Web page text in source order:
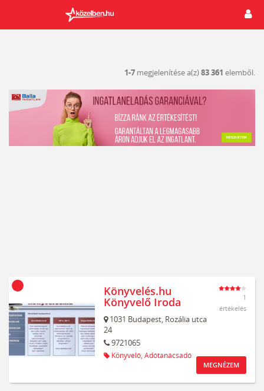
1-7 megjelenítése a(z)83 361 elemből.
Könyvelés.hu
Könyvelő Iroda
1031 Budapest, Rozália utca
24
9721065
Könyvelő, Adótanácsadó
1
értékelés
MEGNÉZEM